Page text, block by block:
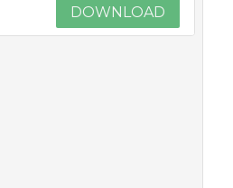
DOWNLOAD